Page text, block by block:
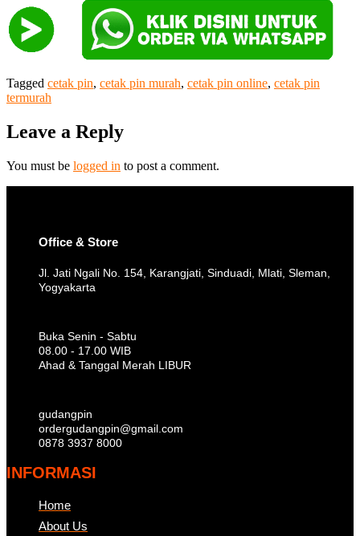
Tagged cetak pin, cetak pin murah, cetak pin online, cetak pin
termurah
Leave a Reply
You must be logged in to post a comment.
Office & Store
Jl. Jati Ngali No. 154, Karangjati, Sinduadi, Mlati, Sleman,
Yogyakarta
Buka Senin - Sabtu
08.00 - 17.00 WIB
Ahad & Tanggal Merah LIBUR
gudangpin
ordergudangpin@gmail.com
0878 3937 8000
INFORMASI
Home
About Us